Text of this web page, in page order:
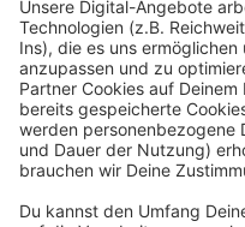
Wir
einzubetten.
Daten zu
sammeln.
Details durch